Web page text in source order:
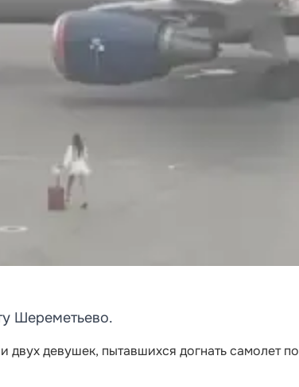
Шереметьево.
девушек, пытавшихся догнать самолет по